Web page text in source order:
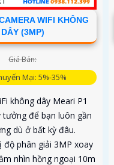
WIFI KHÔNG
DÂY (3MP)
Giá Bán:
Mại: 5%-35%
không dây Meari P1
tưởng để bạn luôn gần
dù ở bất kỳ đâu.
phân giải 3MP xoay
nhìn hồng ngoại 10m